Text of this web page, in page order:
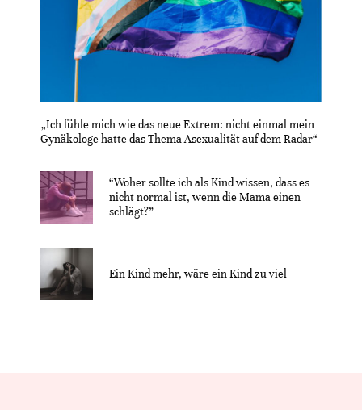
„Ich fühle mich wie das neue Extrem: nicht einmal mein
Gynäkologe hatte das Thema Asexualität auf dem Radar“
“Woher sollte ich als Kind wissen, dass es
nicht normal ist, wenn die Mama einen
schlägt?”
Ein Kind mehr, wäre ein Kind zu viel